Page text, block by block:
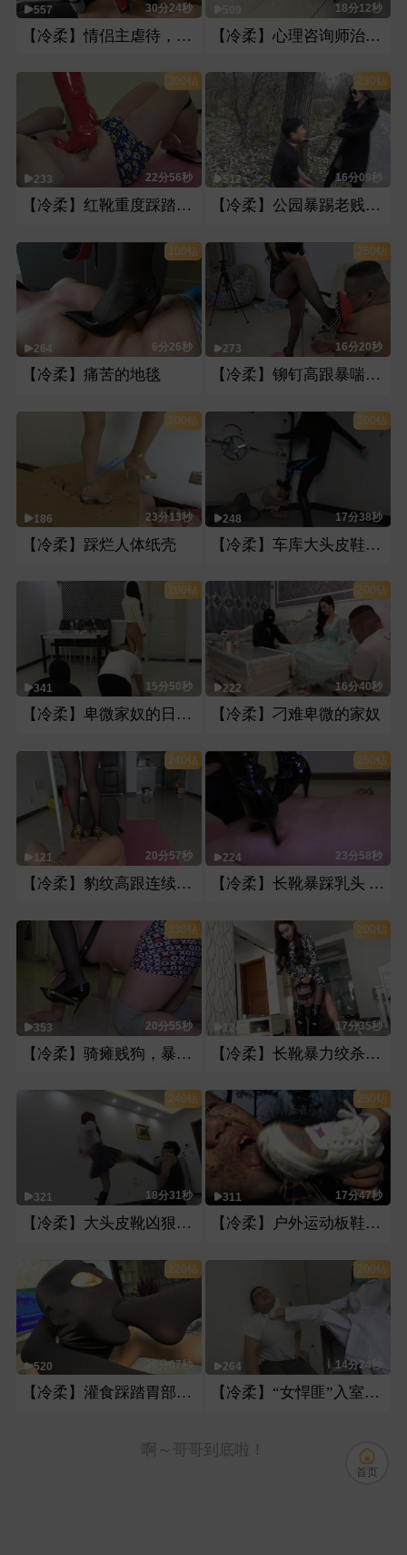
557 30分24秒
【冷柔】情侣主虐待，语言羞辱王八奴
509 18分12秒
【冷柔】心理咨询师治疗变态大学生
300钻
233 22分56秒
【冷柔】红靴重度踩踏，暴力踩嫩肉
230钻
512 16分09秒
【冷柔】公园暴踢老贱狗，暴力耳光
100钻
264 6分26秒
【冷柔】痛苦的地毯
250钻
273 16分20秒
【冷柔】铆钉高跟暴喘，全程超狠暴力
200钻
186 23分13秒
【冷柔】踩烂人体纸壳
200钻
248 17分38秒
【冷柔】车库大头皮鞋爆头
200钻
341 15分50秒
【冷柔】卑微家奴的日常伺候
200钻
222 16分40秒
【冷柔】刁难卑微的家奴
240钻
121 20分57秒
【冷柔】豹纹高跟连续超狠踩踏20分钟
250钻
224 23分58秒
【冷柔】长靴暴踩乳头 重度虐乳
230钻
353 20分55秒
【冷柔】骑瘫贱狗，暴力踩踏
200钻
124 17分35秒
【冷柔】长靴暴力绞杀贱货
240钻
321 18分31秒
【冷柔】大头皮靴凶狠暴力踢裆
250钻
311 17分47秒
【冷柔】户外运动板鞋暴力喘脸
220钻
520 28分07秒
【冷柔】灌食踩踏胃部，深喉插吐
200钻
264 14分24秒
【冷柔】“女悍匪”入室抢劫
啊～哥哥到底啦！
首页